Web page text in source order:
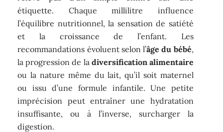
étiquette. Chaque millilitre influence
l’équilibre nutritionnel, la sensation de satiété
et la croissance de l’enfant. Les
recommandations évoluent selon l’âge du bébé,
la progression de la diversification alimentaire
ou la nature même du lait, qu’il soit maternel
ou issu d’une formule infantile. Une petite
imprécision peut entraîner une hydratation
insuffisante, ou à l’inverse, surcharger la
digestion.